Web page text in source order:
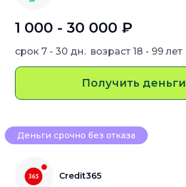
1 000 - 30 000 ₽
срок 7 - 30 дн. возраст 18 - 99 лет
Получить деньги
Деньги срочно без отказа
Credit365